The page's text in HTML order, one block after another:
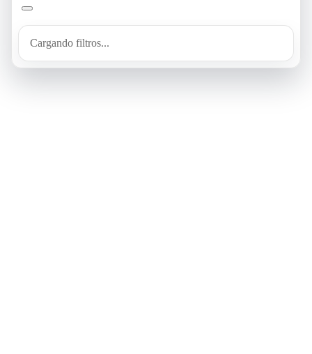
Cargando filtros...